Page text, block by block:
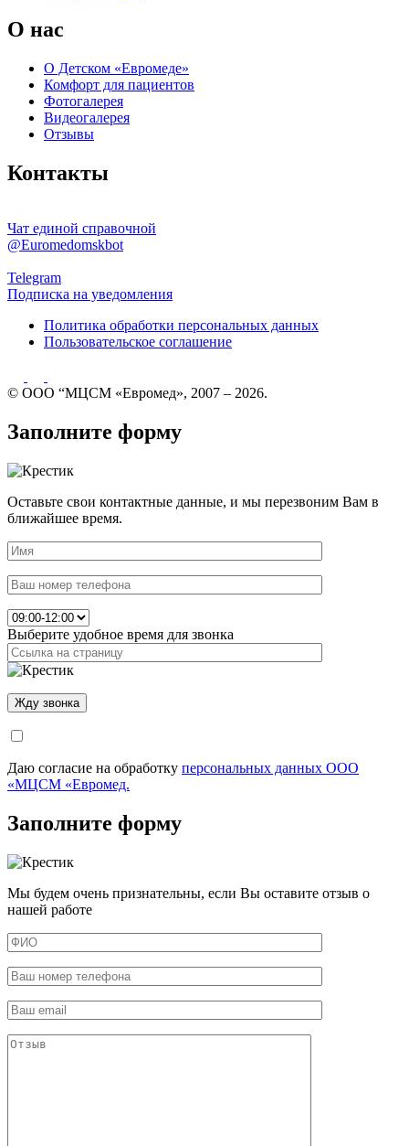
О нас
О Детском «Евромеде»
Комфорт для пациентов
Фотогалерея
Видеогалерея
Отзывы
Контакты
Чат единой справочной
@Euromedomskbot
Telegram
Подписка на уведомления
Политика обработки персональных данных
Пользовательское соглашение
© ООО “МЦСМ «Евромед», 2007 – 2026.
Заполните форму
Оставьте свои контактные данные, и мы перезвоним Вам в
ближайшее время.
Выберите удобное время для звонка
Даю согласие на обработку персональных данных ООО
«МЦСМ «Евромед.
Заполните форму
Мы будем очень признательны, если Вы оставите отзыв о
нашей работе